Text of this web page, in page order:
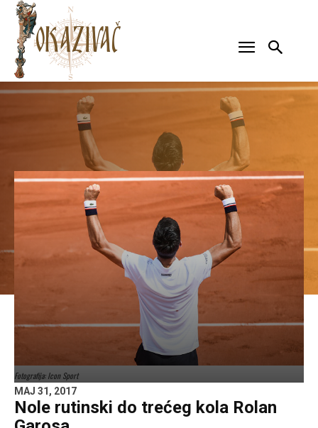
Fotografija: Icon Sport
MAJ 31, 2017
Nole rutinski do trećeg kola Rolan